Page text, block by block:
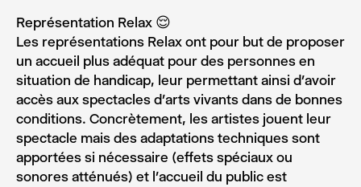
Représentation Relax 😌
Les représentations Relax ont pour but de proposer
un accueil plus adéquat pour des personnes en
situation de handicap, leur permettant ainsi d’avoir
accès aux spectacles d’arts vivants dans de bonnes
conditions. Concrètement, les artistes jouent leur
spectacle mais des adaptations techniques sont
apportées si nécessaire (effets spéciaux ou
sonores atténués) et l’accueil du public est